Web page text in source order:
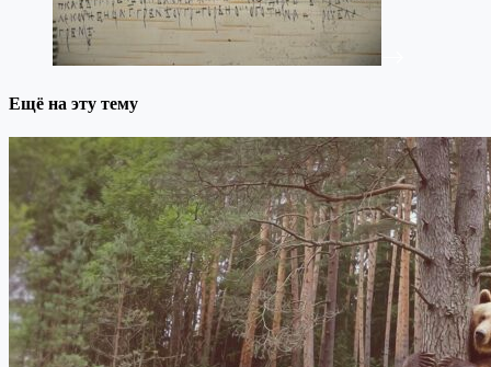
Ещё на эту тему